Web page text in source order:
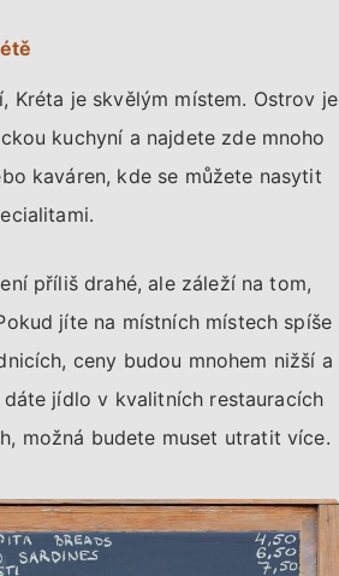
Kréta je skvělým místem. Ostrov je
kuchyní a najdete zde mnoho
kaváren, kde se můžete nasytit
příliš drahé, ale záleží na tom,
jíte na místních místech spíše
ceny budou mnohem nižší a
jídlo v kvalitních restauracích
možná budete muset utratit více.